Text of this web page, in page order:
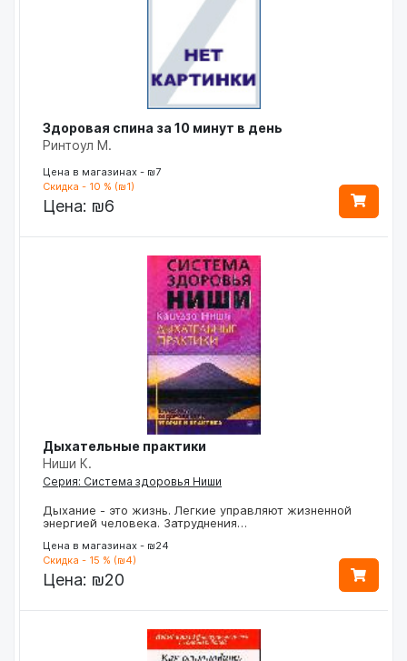
Здоровая спина за 10 минут в день
Ринтоул М.
Цена в магазинах - ₪7
Скидка - 10 % (₪1)
Цена: ₪6
Дыхательные практики
Ниши К.
Серия: Система здоровья Ниши
Дыхание - это жизнь. Легкие управляют жизненной
энергией человека. Затруднения…
Цена в магазинах - ₪24
Скидка - 15 % (₪4)
Цена: ₪20